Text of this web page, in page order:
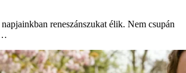
reneszánszukat élik. Nem csupán